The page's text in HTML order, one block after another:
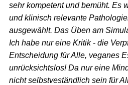
sehr kompetent und bemüht. Es
und klinisch relevante
ausgewählt. Das Üben am
Ich habe nur eine Kritik - die
Entscheidung für Alle, veganes
unrücksichtslos! Da nur eine
nicht selbstveständlich sein für